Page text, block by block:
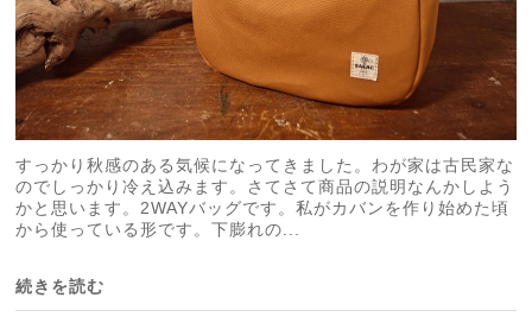
すっかり秋感のある気候になってきました。わが家は古民家な
のでしっかり冷え込みます。さてさて商品の説明なんかしよう
かと思います。2WAYバッグです。私がカバンを作り始めた頃
から使っている形です。下膨れの...
続きを読む